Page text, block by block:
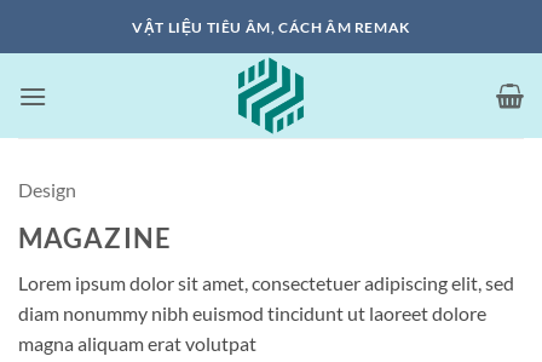
dung
VẬT LIỆU TIÊU ÂM, CÁCH ÂM REMAK
Design
MAGAZINE
Lorem ipsum dolor sit amet, consectetuer adipiscing elit, sed
diam nonummy nibh euismod tincidunt ut laoreet dolore
magna aliquam erat volutpat